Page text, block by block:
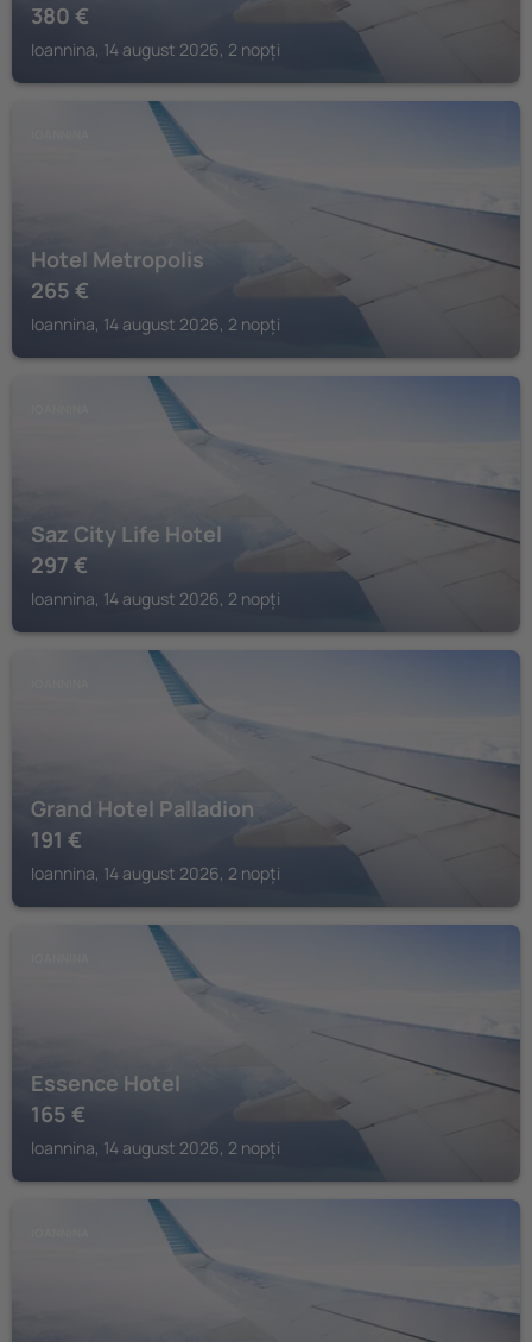
380 €
Ioannina, 14 august 2026, 2 nopți
Hotel Metropolis
265 €
Ioannina, 14 august 2026, 2 nopți
Saz City Life Hotel
297 €
Ioannina, 14 august 2026, 2 nopți
Grand Hotel Palladion
191 €
Ioannina, 14 august 2026, 2 nopți
Essence Hotel
165 €
Ioannina, 14 august 2026, 2 nopți